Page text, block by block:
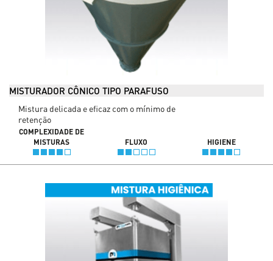
MISTURADOR CÔNICO TIPO PARAFUSO
Mistura delicada e eficaz com o mínimo de
retenção
COMPLEXIDADE DE
MISTURAS
FLUXO HIGIENE